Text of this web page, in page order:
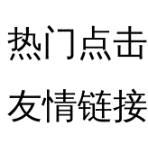
热门点击
友情链接